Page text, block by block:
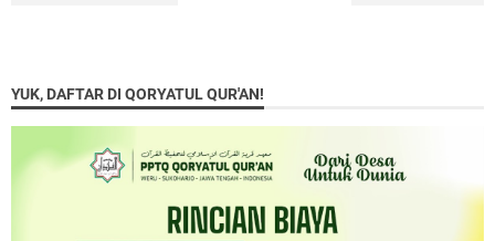
YUK, DAFTAR DI QORYATUL QUR'AN!